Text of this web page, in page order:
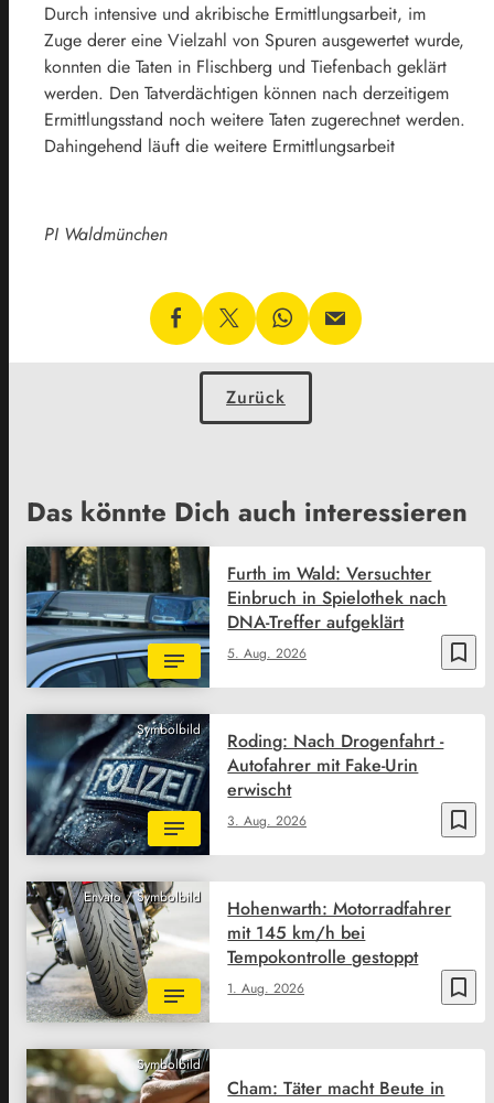
Durch intensive und akribische Ermittlungsarbeit, im
Zuge derer eine Vielzahl von Spuren ausgewertet wurde,
konnten die Taten in Flischberg und Tiefenbach geklärt
werden. Den Tatverdächtigen können nach derzeitigem
Ermittlungsstand noch weitere Taten zugerechnet werden.
Dahingehend läuft die weitere Ermittlungsarbeit
PI Waldmünchen
Zurück
Das könnte Dich auch interessieren
bookmark_border
5. Aug. 2026
Furth im Wald: Versuchter
Einbruch in Spielothek nach
DNA-Treffer aufgeklärt
Symbolbild
bookmark_border
3. Aug. 2026
Roding: Nach Drogenfahrt -
Autofahrer mit Fake-Urin
erwischt
Envato / Symbolbild
bookmark_border
1. Aug. 2026
Hohenwarth: Motorradfahrer
mit 145 km/h bei
Tempokontrolle gestoppt
Symbolbild
Cham: Täter macht Beute in